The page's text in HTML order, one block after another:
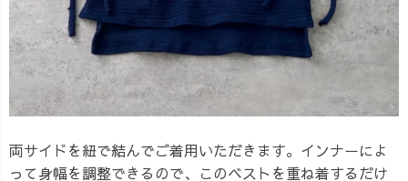
両サイドを紐で結んでご着用いただきます。インナーによ
って身幅を調整できるので、このベストを重ね着するだけ